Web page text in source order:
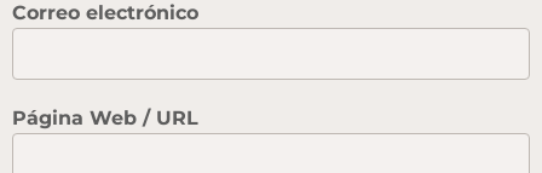
Correo electrónico
Página Web / URL